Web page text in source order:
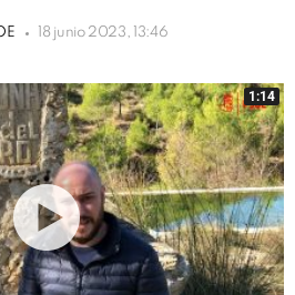
18 junio 2023, 13:46
1:14